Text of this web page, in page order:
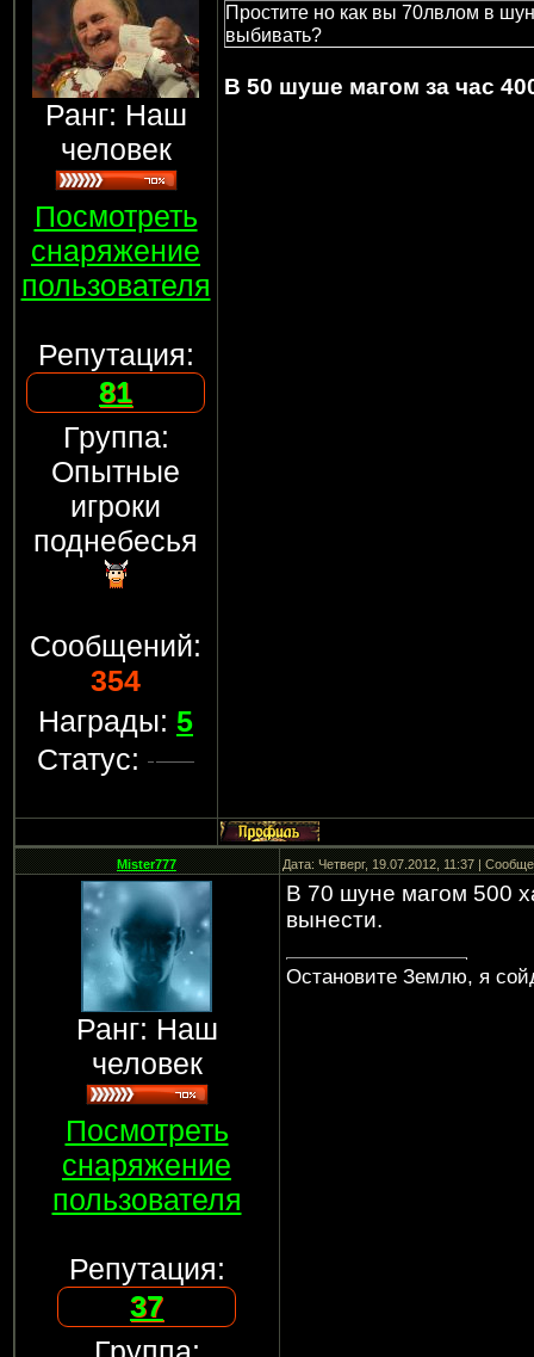
Ранг: Наш
человек
Посмотреть
снаряжение
пользователя
Репутация:
81
Группа:
Опытные
игроки
поднебесья
Сообщений:
354
Награды: 5
Статус:
Простите но как вы 70лвлом в
выбивать?
В 50 шуше магом за час
Mister777 Дата: Четверг, 19.07.2012, 11:37 |
Ранг: Наш
человек
Посмотреть
снаряжение
пользователя
Репутация:
37
В 70 шуне магом 500
вынести.
Остановите Землю, я